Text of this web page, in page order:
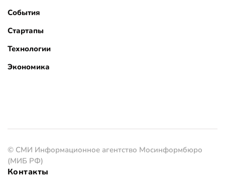
События
Стартапы
Технологии
Экономика
© СМИ Информационное агентство Мосинформбюро
(МИБ РФ)
Контакты